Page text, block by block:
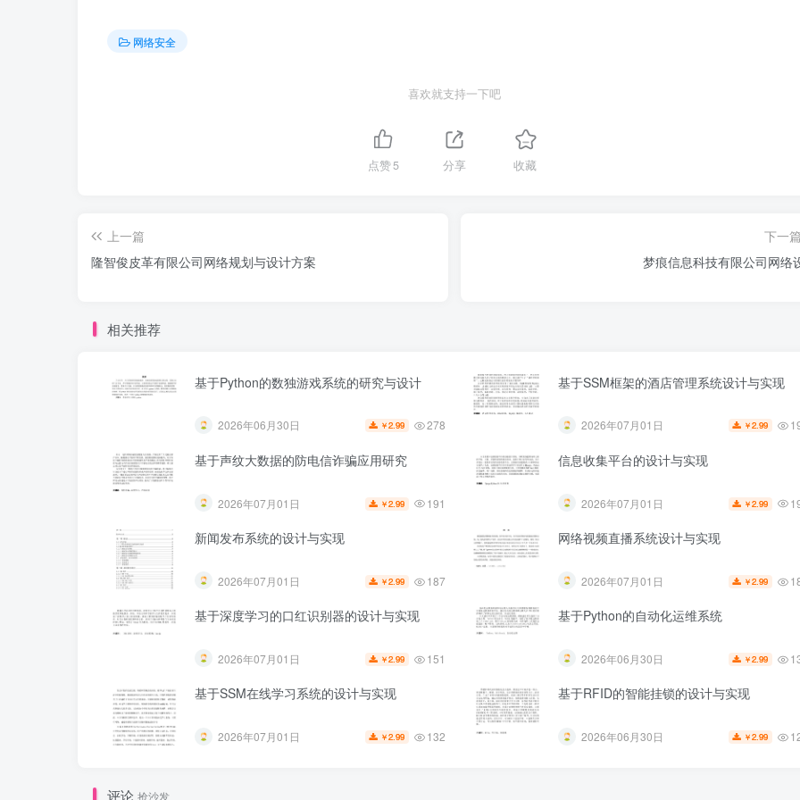
网络安全
喜欢就支持一下吧
点赞5 分享 收藏
上一篇
隆智俊皮革有限公司网络规划与设计方案
下一
梦痕信息科技有限公司网络
相关推荐
基于Python的数独游戏系统的研究与设计
2026年06月30日 ￥2.99 278
基于SSM框架的酒店管理系统设计与实现
2026年07月01日 ￥2.99
基于声纹大数据的防电信诈骗应用研究
2026年07月01日 ￥2.99 191
信息收集平台的设计与实现
2026年07月01日 ￥2.99
新闻发布系统的设计与实现
2026年07月01日 ￥2.99 187
网络视频直播系统设计与实现
2026年07月01日 ￥2.99
基于深度学习的口红识别器的设计与实现
2026年07月01日 ￥2.99 151
基于Python的自动化运维系统
2026年06月30日 ￥2.99
基于SSM在线学习系统的设计与实现
2026年07月01日 ￥2.99 132
基于RFID的智能挂锁的设计与实现
2026年06月30日 ￥2.99
评论 抢沙发